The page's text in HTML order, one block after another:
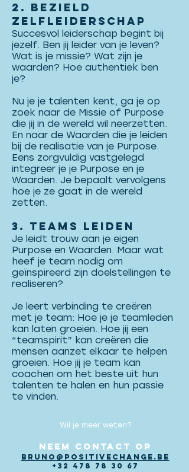
2. Bezield
Zelfleiderschap
Succesvol leiderschap begint bij
jezelf. Ben jij leider van je leven?
Wat is je missie? Wat zijn je
waarden? Hoe authentiek ben
je?
Nu je je talenten kent, ga je op
zoek naar de Missie of Purpose
die jij in de wereld wil neerzetten.
En naar de Waarden die je leiden
bij de realisatie van je Purpose.
Eens zorgvuldig vastgelegd
integreer je je Purpose en je
Waarden. Je bepaalt vervolgens
hoe je ze gaat in de wereld
zetten.
3. Teams Leiden
Je leidt trouw aan je eigen
Purpose en Waarden. Maar wat
heef je team nodig om
geïnspireerd zijn doelstellingen te
realiseren?
Je leert verbinding te creëren
met je team: Hoe je je teamleden
kan laten groeien. Hoe jij een
“teamspirit” kan creëren die
mensen aanzet elkaar te helpen
groeien. Hoe jij je team kan
coachen om het beste uit hun
talenten te halen en hun passie
te vinden.
Wil je meer weten?
neem contact op
bruno@positivechange.be
+32 478 78 30 67